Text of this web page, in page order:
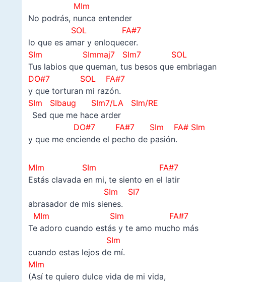
MIm
No podrás, nunca entender
SOL FA#7
lo que es amar y enloquecer.
SIm SImmaj7 SIm7 SOL
Tus labios que queman, tus besos que embriagan
DO#7 SOL FA#7
y que torturan mi razón.
SIm SIbaug SIm7/LA SIm/RE
Sed que me hace arder
DO#7 FA#7 SIm FA# SIm
y que me enciende el pecho de pasión.
MIm SIm FA#7
Estás clavada en mi, te siento en el latir
SIm SI7
abrasador de mis sienes.
MIm SIm FA#7
Te adoro cuando estás y te amo mucho más
SIm
cuando estas lejos de mí.
MIm
(Así te quiero dulce vida de mi vida,